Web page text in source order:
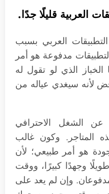
العربية قليلًا جدًا.
العربي بسبب
مدفوعة هو أمر
الذي لو تقول له
لأنه سيغدي عياله من
الشغل الاحترافي
المتاجر. وكون غالب
هو أمر طبيعي؛ لأن
وجهدًا كبيرًا، ووقت
وإن لم يعد على